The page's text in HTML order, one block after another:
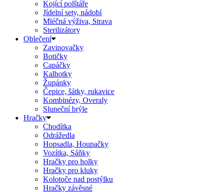
Kojící polštáře
Jídelní sety, nádobí
Mléčná výživa, Strava
Sterilizátory
Oblečení
Zavinovačky
Botičky
Capáčky
Kalhotky
Župánky
Čepice, šátky, rukavice
Kombinézy, Overaly
Sluneční brýle
Hračky
Chodítka
Odrážedla
Hopsadla, Houpačky
Vozítka, Sáňky
Hračky pro holky
Hračky pro kluky
Kolotoče nad postýlku
Hračky závěsné